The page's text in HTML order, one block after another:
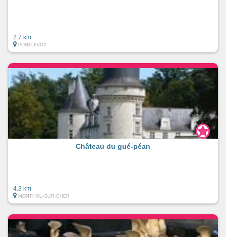
2.7 km
PONTLEVOY
Château du gué-péan
4.3 km
MONTHOU-SUR-CHER